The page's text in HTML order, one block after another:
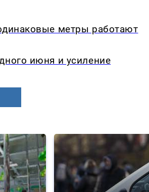
метры работают
июня и усиление